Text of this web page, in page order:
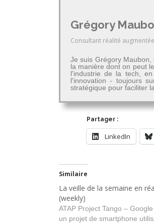
Grégory
Consultant réalité augmentée
Je suis Grégory
la manière dont on peut
l'industrie de la tech,
l'innovation - toujours
stratégique pour faciliter
Partager :
LinkedIn
Similaire
La veille de la semaine en
(weekly)
ATAP Project Tango –
un projet de smartphone